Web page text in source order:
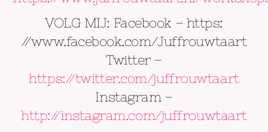
VOLG MIJ: Facebook – https:
//www.facebook.com/Juffrouwtaart
Twitter –
https://twitter.com/juffrouwtaart
Instagram –
http://instagram.com/juffrouwtaart